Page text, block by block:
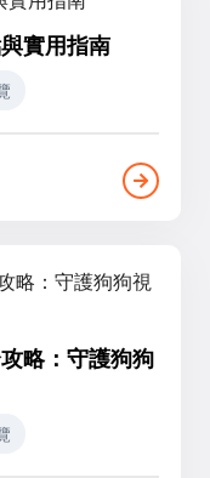
實用指南
略：守護狗狗